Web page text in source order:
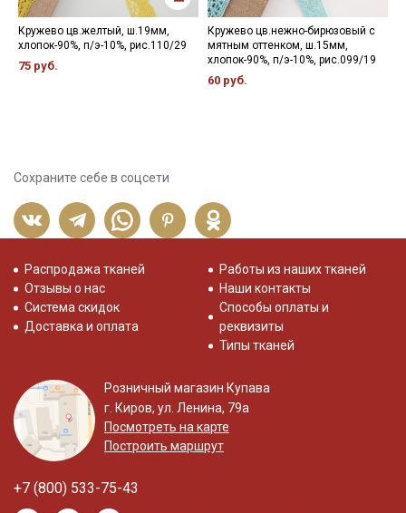
Кружево цв.желтый, ш.19мм,
хлопок-90%, п/э-10%, рис.110/29
75 руб.
Кружево цв.нежно-бирюзовый с
мятным оттенком, ш.15мм,
хлопок-90%, п/э-10%, рис.099/19
60 руб.
Сохраните себе в соцсети
Распродажа тканей
Отзывы о нас
Система скидок
Доставка и оплата
Работы из наших тканей
Наши контакты
Способы оплаты и
реквизиты
Типы тканей
Розничный магазин Купава
г. Киров, ул. Ленина, 79а
Посмотреть на карте
Построить маршрут
+7 (800) 533-75-43